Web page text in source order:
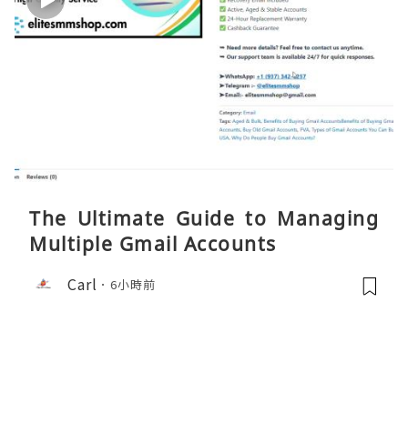
The Ultimate Guide to Managing
Multiple Gmail Accounts
Carl 6小時前